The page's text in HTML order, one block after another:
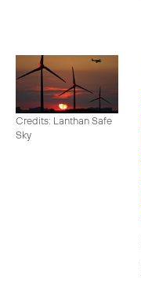
Credits: Lanthan Safe
Sky